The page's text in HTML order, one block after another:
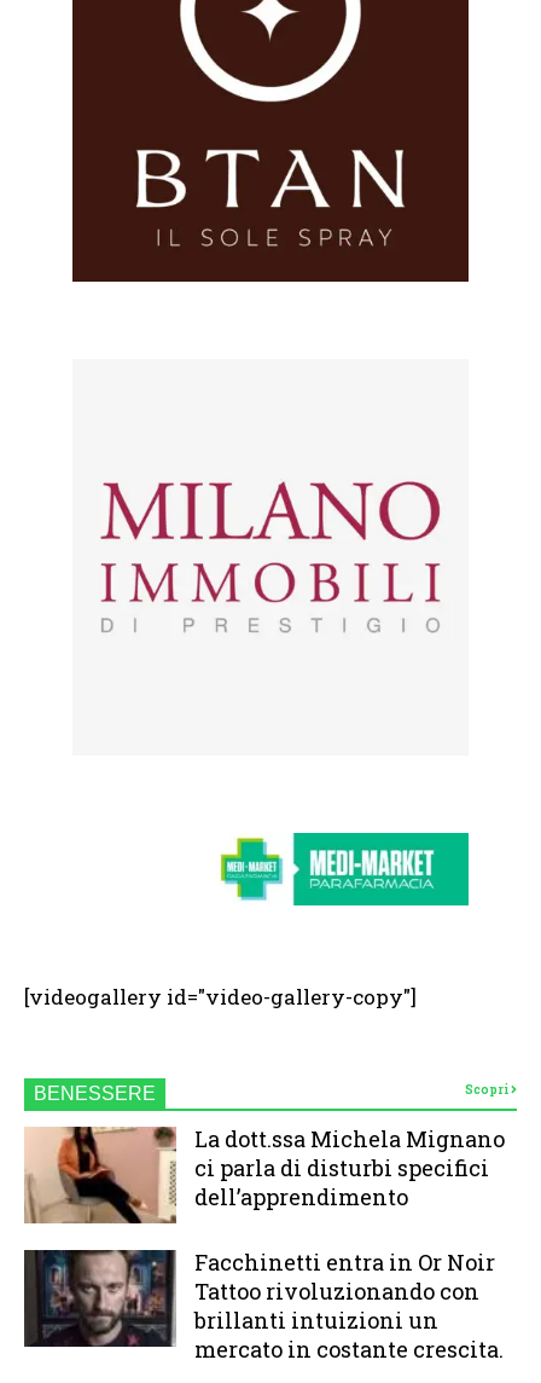
[videogallery id="video-gallery-copy"]
BENESSERE Scopri
La dott.ssa Michela Mignano
ci parla di disturbi specifici
dell’apprendimento
Facchinetti entra in Or Noir
Tattoo rivoluzionando con
brillanti intuizioni un
mercato in costante crescita.